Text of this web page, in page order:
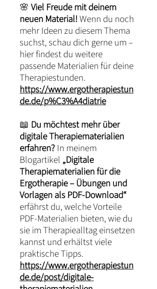
🌸 Viel Freude mit deinem
neuen Material!Wenn du noch
mehr Ideen zu diesem Thema
suchst, schau dich gerne um –
hier findest du weitere
passende Materialien für deine
Therapiestunden.
https://www.ergotherapiestun
de.de/p%C3%A4diatrie
📖 Du möchtest mehr über
digitale Therapiematerialien
erfahren?In meinem
Blogartikel „Digitale
Therapiematerialien für die
Ergotherapie – Übungen und
Vorlagen als PDF-Download“
erfährst du, welche Vorteile
PDF-Materialien bieten, wie du
sie im Therapiealltag einsetzen
kannst und erhältst viele
praktische Tipps.
https://www.ergotherapiestun
de.de/post/digitale-